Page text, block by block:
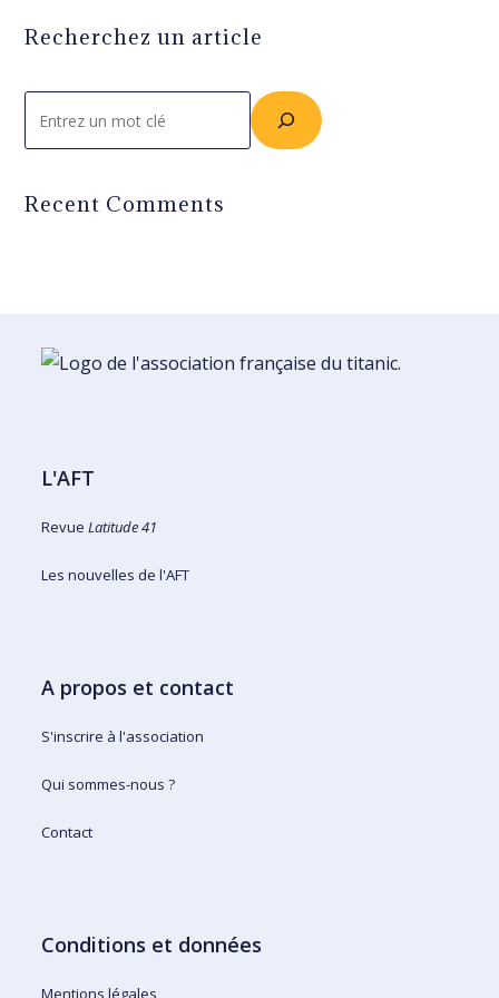
Recherchez un article
Recent Comments
L'AFT
RevueLatitude 41
Les nouvelles de l'AFT
A propos et contact
S'inscrire à l'association
Qui sommes-nous ?
Contact
Conditions et données
Mentions légales